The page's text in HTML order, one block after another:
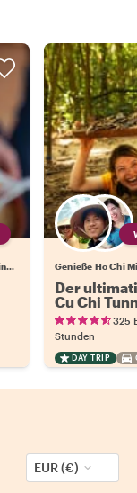
Genieße Ho Chi Minh Stadt mit einem Gastgeber deiner Wahl
Der
Cu Chi
325
Stunden
DAY TRIP
EUR (€)